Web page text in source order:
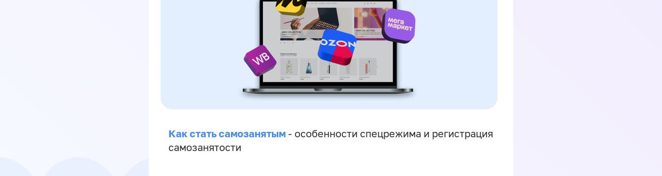
Как стать самозанятым - особенности спецрежима и регистрация
самозанятости